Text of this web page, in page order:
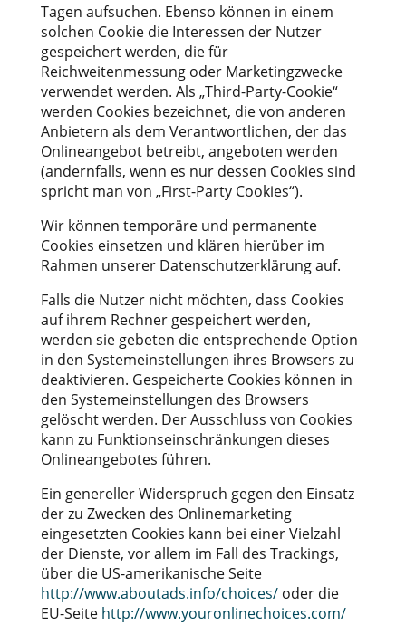
Tagen aufsuchen. Ebenso können in einem
solchen Cookie die Interessen der Nutzer
gespeichert werden, die für
Reichweitenmessung oder Marketingzwecke
verwendet werden. Als „Third-Party-Cookie“
werden Cookies bezeichnet, die von anderen
Anbietern als dem Verantwortlichen, der das
Onlineangebot betreibt, angeboten werden
(andernfalls, wenn es nur dessen Cookies sind
spricht man von „First-Party Cookies“).
Wir können temporäre und permanente
Cookies einsetzen und klären hierüber im
Rahmen unserer Datenschutzerklärung auf.
Falls die Nutzer nicht möchten, dass Cookies
auf ihrem Rechner gespeichert werden,
werden sie gebeten die entsprechende Option
in den Systemeinstellungen ihres Browsers zu
deaktivieren. Gespeicherte Cookies können in
den Systemeinstellungen des Browsers
gelöscht werden. Der Ausschluss von Cookies
kann zu Funktionseinschränkungen dieses
Onlineangebotes führen.
Ein genereller Widerspruch gegen den Einsatz
der zu Zwecken des Onlinemarketing
eingesetzten Cookies kann bei einer Vielzahl
der Dienste, vor allem im Fall des Trackings,
über die US-amerikanische Seite
http://www.aboutads.info/choices/oder die
EU-Seite http://www.youronlinechoices.com/